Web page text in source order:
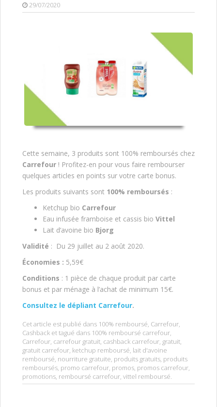
29/07/2020
Cette semaine, 3 produits sont 100% remboursés chez
Carrefour ! Profitez-en pour vous faire rembourser
quelques articles en points sur votre carte bonus.
Les produits suivants sont 100% remboursés :
Ketchup bio Carrefour
Eau infusée framboise et cassis bio Vittel
Lait d’avoine bio Bjorg
Validité : Du 29 juillet au 2 août 2020.
Économies : 5,59€
Conditions : 1 pièce de chaque produit par carte
bonus et par ménage à l’achat de minimum 15€.
Consultez le dépliant Carrefour.
Cet article est publié dans 100% remboursé, Carrefour,
Cashback et tagué dans 100% remboursé carrefour,
Carrefour, carrefour gratuit, cashback carrefour, gratuit,
gratuit carrefour, ketchup remboursé, lait d'avoine
remboursé, nourriture gratuite, produits gratuits, produits
remboursés, promo carrefour, promos, promos carrefour,
promotions, remboursé carrefour, vittel remboursé.